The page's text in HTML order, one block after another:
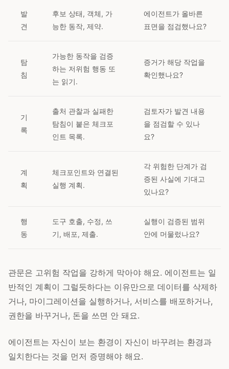
발
견
후보 상태, 객체, 가
능한 동작, 제약.
에이전트가 올바른
표면을 점검했나요?
탐
침
가능한 동작을 검증
하는 저위험 행동 또
는 읽기.
증거가 해당 작업을
확인했나요?
기
록
출처 관찰과 실패한
탐침이 붙은 체크포
인트 목록.
검토자가 발견 내용
을 점검할 수 있나
요?
계
획
체크포인트와 연결된
실행 계획.
각 위험한 단계가 검
증된 사실에 기대고
있나요?
행
동
도구 호출, 수정, 쓰
기, 배포, 제출.
실행이 검증된 범위
안에 머물렀나요?
관문은 고위험 작업을 강하게 막아야 해요. 에이전트는 일
반적인 계획이 그럴듯하다는 이유만으로 데이터를 삭제하
거나, 마이그레이션을 실행하거나, 서비스를 배포하거나,
권한을 바꾸거나, 돈을 쓰면 안 돼요.
에이전트는 자신이 보는 환경이 자신이 바꾸려는 환경과
일치한다는 것을 먼저 증명해야 해요.